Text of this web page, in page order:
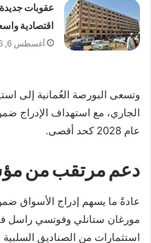
عقوبات
اقتصادية
أغسطس 6, 2026
وتسعى البورصة العُمانية إلى
الجاري، مع استهداف الإدراج
عام 2028 كحد أقصى.
دعم مرتقب من
عادةً ما يسهم إدراج الأسواق
مورغان ستانلي وفوتسي راسل
استثمارات من الصناديق